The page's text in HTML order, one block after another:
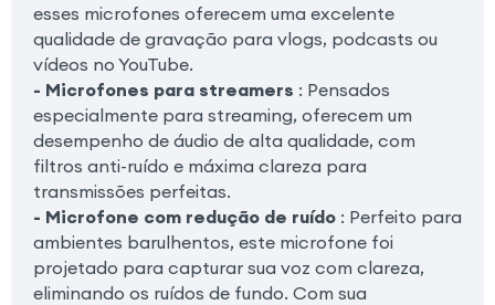
esses microfones oferecem uma excelente
qualidade de gravação para vlogs, podcasts ou
vídeos no YouTube.
- Microfones para streamers : Pensados
especialmente para streaming, oferecem um
desempenho de áudio de alta qualidade, com
filtros anti-ruído e máxima clareza para
transmissões perfeitas.
- Microfone com redução de ruído: Perfeito para
ambientes barulhentos, este microfone foi
projetado para capturar sua voz com clareza,
eliminando os ruídos de fundo. Com sua